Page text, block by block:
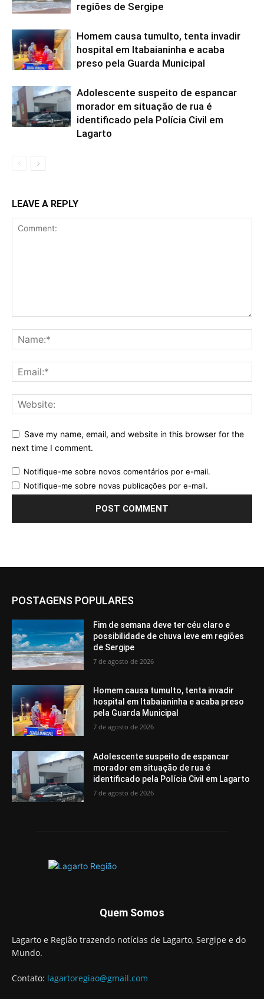
regiões de Sergipe
Homem causa tumulto, tenta invadir
hospital em Itabaianinha e acaba
preso pela Guarda Municipal
Adolescente suspeito de espancar
morador em situação de rua é
identificado pela Polícia Civil em
Lagarto
LEAVE A REPLY
Save my name, email, and website in this browser for the
next time I comment.
Notifique-me sobre novos comentários por e-mail.
Notifique-me sobre novas publicações por e-mail.
POSTAGENS POPULARES
Fim de semana deve ter céu claro e
possibilidade de chuva leve em regiões
de Sergipe
7 de agosto de 2026
Homem causa tumulto, tenta invadir
hospital em Itabaianinha e acaba preso
pela Guarda Municipal
7 de agosto de 2026
Adolescente suspeito de espancar
morador em situação de rua é
identificado pela Polícia Civil em Lagarto
7 de agosto de 2026
Quem Somos
Lagarto e Região trazendo notícias de Lagarto, Sergipe e do
Mundo.
Contato: lagartoregiao@gmail.com